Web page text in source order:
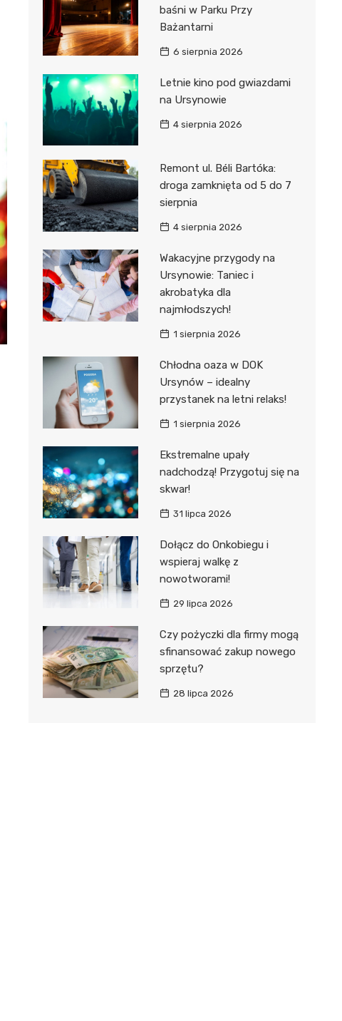
baśni w Parku Przy
Bażantarni
6 sierpnia 2026
Letnie kino pod gwiazdami
na Ursynowie
4 sierpnia 2026
Remont ul. Béli Bartóka:
droga zamknięta od 5 do 7
sierpnia
4 sierpnia 2026
Wakacyjne przygody na
Ursynowie: Taniec i
akrobatyka dla
najmłodszych!
1 sierpnia 2026
Chłodna oaza w DOK
Ursynów – idealny
przystanek na letni relaks!
1 sierpnia 2026
Ekstremalne upały
nadchodzą! Przygotuj się na
skwar!
31 lipca 2026
Dołącz do Onkobiegu i
wspieraj walkę z
nowotworami!
29 lipca 2026
Czy pożyczki dla firmy mogą
sfinansować zakup nowego
sprzętu?
28 lipca 2026